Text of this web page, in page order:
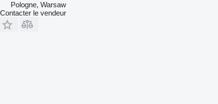
Pologne, Warsaw
Contacter le vendeur